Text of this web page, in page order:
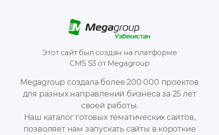
Megagroup создала более 200 000 проектов
для разных направлений бизнеса за 25 лет
своей работы.
Наш каталог готовых тематических сайтов,
позволяет нам запускать сайты в короткие
Этот сайт был создан на платформе
CMS S3 от Megagroup